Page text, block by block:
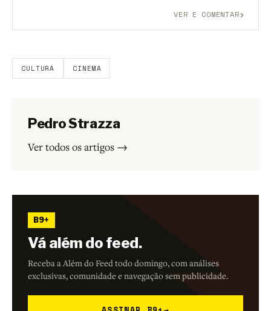
VER E COMENTAR›
CULTURA CINEMA
Pedro Strazza
Ver todos os artigos →
B9+
Vá além do feed.
Receba a Além do Feed todo domingo, com análises
exclusivas, comunidade e navegação sem publicidade.